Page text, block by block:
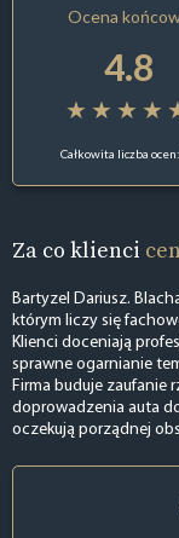
Ocena
4.8
Całkowita liczba
Za co klienci
Bartyzel Dariusz.
którym liczy się
Klienci doceniają
sprawne ogarnianie
Firma buduje zaufanie
doprowadzenia auta
oczekują porządnej